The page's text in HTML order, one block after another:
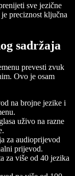
sve jezične
preciznost ključna
sadržaja
prevesti zvuk
Ovo je osam
na brojne jezike i
uživo na razne
za audioprijevod
prijevod.
za više od 40 jezika